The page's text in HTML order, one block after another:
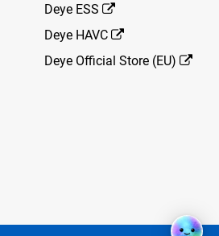
Deye ESS
Deye HAVC
Deye Official Store (EU)